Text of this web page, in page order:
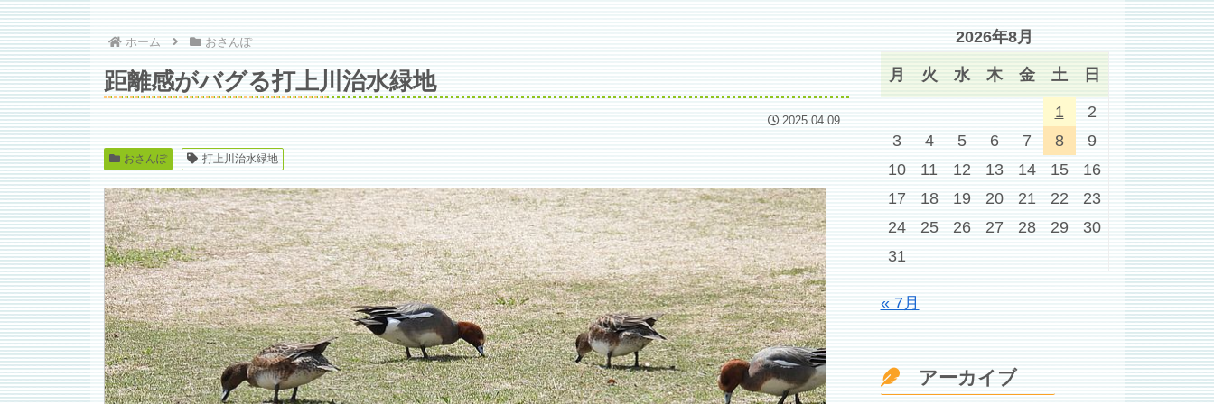
ホーム おさんぽ
距離感がバグる打上川治水緑地
2025.04.09
おさんぽ 打上川治水緑地
2026年8月
月 火 水 木 金 土 日
1
2
3
4 5 6 7 8
9
10
11 12 13 14 15
16
17
18 19 20 21 22
23
24
25 26 27 28 29
30
31
« 7月
アーカイブ